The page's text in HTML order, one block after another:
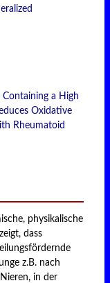
a High
Oxidative
Rheumatoid
physikalische
dass
z.B. nach
in der